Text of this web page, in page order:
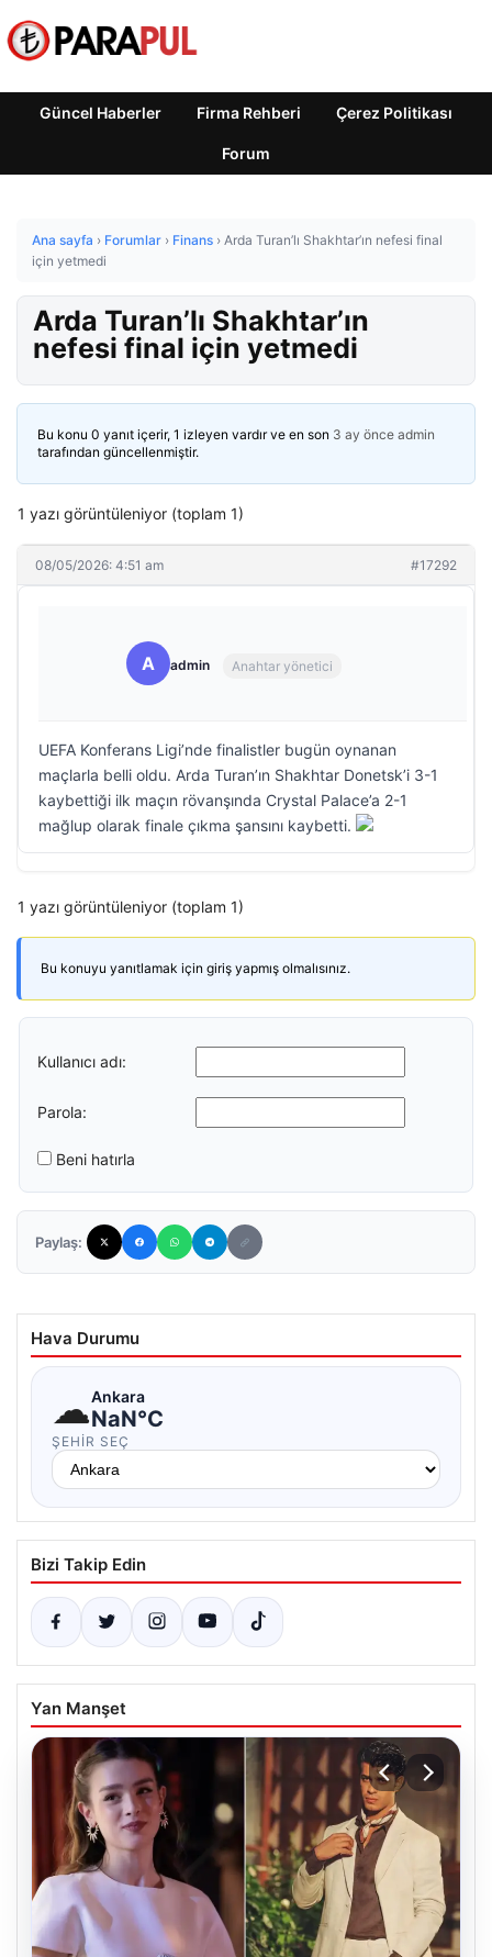
Güncel Haberler Firma Rehberi Çerez Politikası
Forum
Ana sayfa › Forumlar › Finans › Arda Turan’lı Shakhtar’ın nefesi final
için yetmedi
Arda Turan’lı Shakhtar’ın
nefesi final için yetmedi
Bu konu 0 yanıt içerir, 1 izleyen vardır ve en son 3 ay önce admin
tarafından güncellenmiştir.
1 yazı görüntüleniyor (toplam 1)
08/05/2026: 4:51 am #17292
A admin Anahtar yönetici
UEFA Konferans Ligi’nde finalistler bugün oynanan
maçlarla belli oldu. Arda Turan’ın Shakhtar Donetsk’i 3-1
kaybettiği ilk maçın rövanşında Crystal Palace’a 2-1
mağlup olarak finale çıkma şansını kaybetti.
1 yazı görüntüleniyor (toplam 1)
Bu konuyu yanıtlamak için giriş yapmış olmalısınız.
Kullanıcı adı:
Parola:
Beni hatırla
Paylaş:
Hava Durumu
☁Ankara
NaN°C
ŞEHIR SEÇ
Bizi Takip Edin
Yan Manşet